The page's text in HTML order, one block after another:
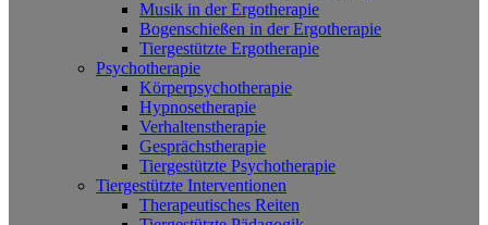
Musik in der Ergotherapie
Bogenschießen in der Ergotherapie
Tiergestützte Ergotherapie
Psychotherapie
Körperpsychotherapie
Hypnosetherapie
Verhaltenstherapie
Gesprächstherapie
Tiergestützte Psychotherapie
Tiergestützte Interventionen
Therapeutisches Reiten